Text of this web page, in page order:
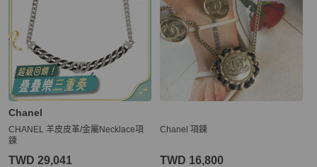
Chanel
CHANEL 羊皮皮革/金屬Necklace項
鍊
TWD 29,041
Chanel 項鍊
TWD 16,800